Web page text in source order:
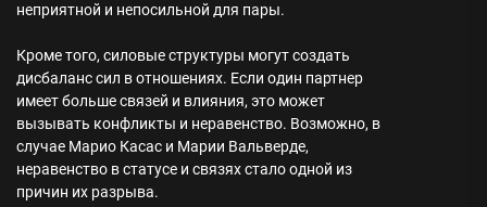
неприятной и непосильной для пары.
Кроме того, силовые структуры могут создать
дисбаланс сил в отношениях. Если один партнер
имеет больше связей и влияния, это может
вызывать конфликты и неравенство. Возможно, в
случае Марио Касас и Марии Вальверде,
неравенство в статусе и связях стало одной из
причин их разрыва.